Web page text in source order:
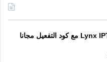
تحميل تطبيق Lynx IPTV مع كود التفعيل مجانا